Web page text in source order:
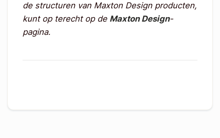
de structuren van Maxton Design producten,
kunt op terecht op de Maxton Design-
pagina.